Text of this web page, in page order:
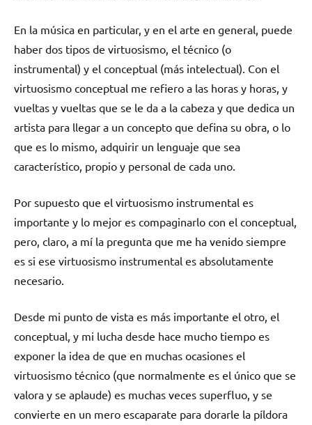
En la música en particular, y en el arte en general, puede
haber dos tipos de virtuosismo, el técnico (o
instrumental) y el conceptual (más intelectual). Con el
virtuosismo conceptual me refiero a las horas y horas, y
vueltas y vueltas que se le da a la cabeza y que dedica un
artista para llegar a un concepto que defina su obra, o lo
que es lo mismo, adquirir un lenguaje que sea
característico, propio y personal de cada uno.
Por supuesto que el virtuosismo instrumental es
importante y lo mejor es compaginarlo con el conceptual,
pero, claro, a mí la pregunta que me ha venido siempre
es si ese virtuosismo instrumental es absolutamente
necesario.
Desde mi punto de vista es más importante el otro, el
conceptual, y mi lucha desde hace mucho tiempo es
exponer la idea de que en muchas ocasiones el
virtuosismo técnico (que normalmente es el único que se
valora y se aplaude) es muchas veces superfluo, y se
convierte en un mero escaparate para dorarle la píldora